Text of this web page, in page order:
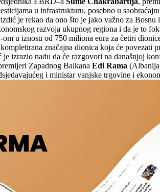
u infrastrukturu, posebno u
je rekao da ono što je jako važno za
razvoja ukupnog regiona i da je to
u iznosu od 750 miliona eura za četiri
značajna dionica koja će
izrazio nadu da će razgovori na današnjoj
Zapadnog Balkana Edi Rama
i ministar vanjske trgovine i